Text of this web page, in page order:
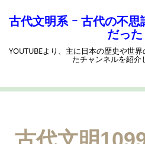
キ
古代文明系 ｰ 古代の不
だった
YOUTUBEより、主に日本の歴史や世
たチャンネルを紹介